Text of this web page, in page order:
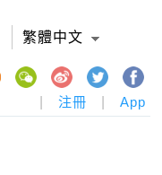
繁體中文
注冊 App